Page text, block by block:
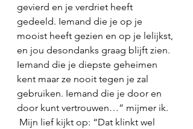
gevierd en je verdriet heeft
gedeeld. Iemand die je op je
mooist heeft gezien en op je lelijkst,
en jou desondanks graag blijft zien.
Iemand die je diepste geheimen
kent maar ze nooit tegen je zal
gebruiken. Iemand die je door en
door kunt vertrouwen…” mijmer ik.